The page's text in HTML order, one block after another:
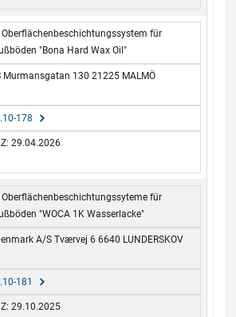
Oberflächenbeschichtungssystem für
"Bona Hard Wax Oil"
Murmansgatan 130 21225 MALMÖ
178
Z: 29.04.2026
Oberflächenbeschichtungssyteme für
"WOCA 1K Wasserlacke"
A/S Tværvej 6 6640 LUNDERSKOV
181
Z: 29.10.2025